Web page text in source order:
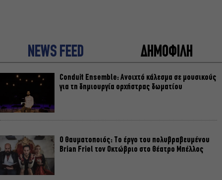
NEWS FEED ΔΗΜΟΦΙΛΗ
Conduit Ensemble: Ανοιχτό κάλεσμα σε μουσικούς
για τη δημιουργία ορχήστρας δωματίου
Ο Θαυματοποιός: Το έργο του πολυβραβευμένου
Brian Friel τον Οκτώβριο στο Θέατρο Μπέλλος